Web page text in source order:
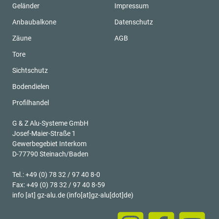
Geländer
Anbaubalkone
Zäune
Tore
Sichtschutz
Bodendielen
Profilhandel
Impressum
Datenschutz
AGB
G & Z Alu-Systeme GmbH
Josef-Maier-Straße 1
Gewerbegebiet Interkom
D-77790 Steinach/Baden
Tel.: +49 (0) 78 32 / 97 40 8-0
Fax: +49 (0) 78 32 / 97 40 8-59
info [at] gz-alu.de (info[at]gz-alu[dot]de)